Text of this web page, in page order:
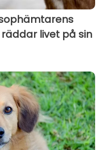
livet på sin